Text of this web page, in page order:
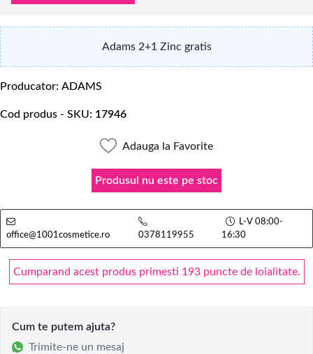
Adams 2+1 Zinc gratis
Producator ADAMS
Cod produs - SKU 17946
Adauga la Favorite
Produsul nu este pe stoc
office@1001cosmetice.ro 0378119955
L-V 08:00-
16:30
Cumparand acest produs primesti 193 puncte de loialitate.
Cum te putem ajuta?
Trimite-ne un mesaj